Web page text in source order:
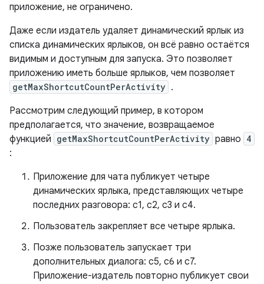
приложение, не ограничено.
Даже если издатель удаляет динамический ярлык из
списка динамических ярлыков, он всё равно остаётся
видимым и доступным для запуска. Это позволяет
приложению иметь больше ярлыков, чем позволяет
getMaxShortcutCountPerActivity .
Рассмотрим следующий пример, в котором
предполагается, что значение, возвращаемое
функцией getMaxShortcutCountPerActivity равно 4
:
Приложение для чата публикует четыре
динамических ярлыка, представляющих четыре
последних разговора: c1, c2, c3 и c4.
Пользователь закрепляет все четыре ярлыка.
Позже пользователь запускает три
дополнительных диалога: c5, c6 и c7.
Приложение-издатель повторно публикует свои